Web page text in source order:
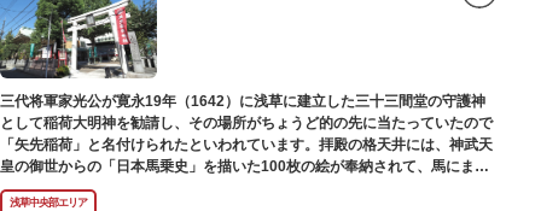
三代将軍家光公が寛永19年（1642）に浅草に建立した三十三間堂の守護神
として稲荷大明神を勧請し、その場所がちょうど的の先に当たっていたので
「矢先稲荷」と名付けられたといわれています。拝殿の格天井には、神武天
皇の御世からの「日本馬乗史」を描いた100枚の絵が奉納されて、馬にまつ
わる歴史が一目瞭然に理解できます。
浅草中央部エリア